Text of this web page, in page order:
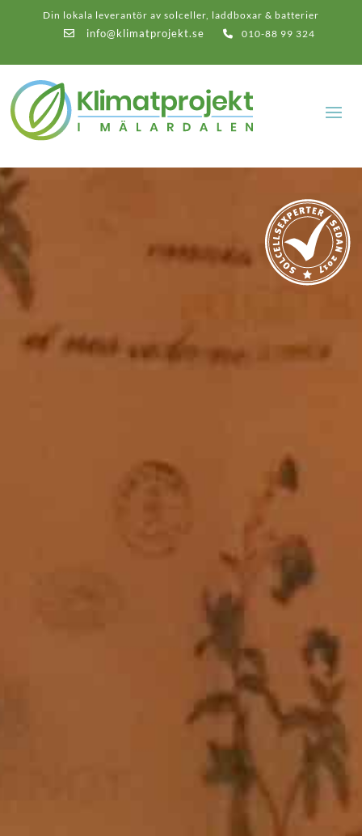
Din lokala leverantör av solceller, laddboxar & batterier
info@klimatprojekt.se 010-88 99 324